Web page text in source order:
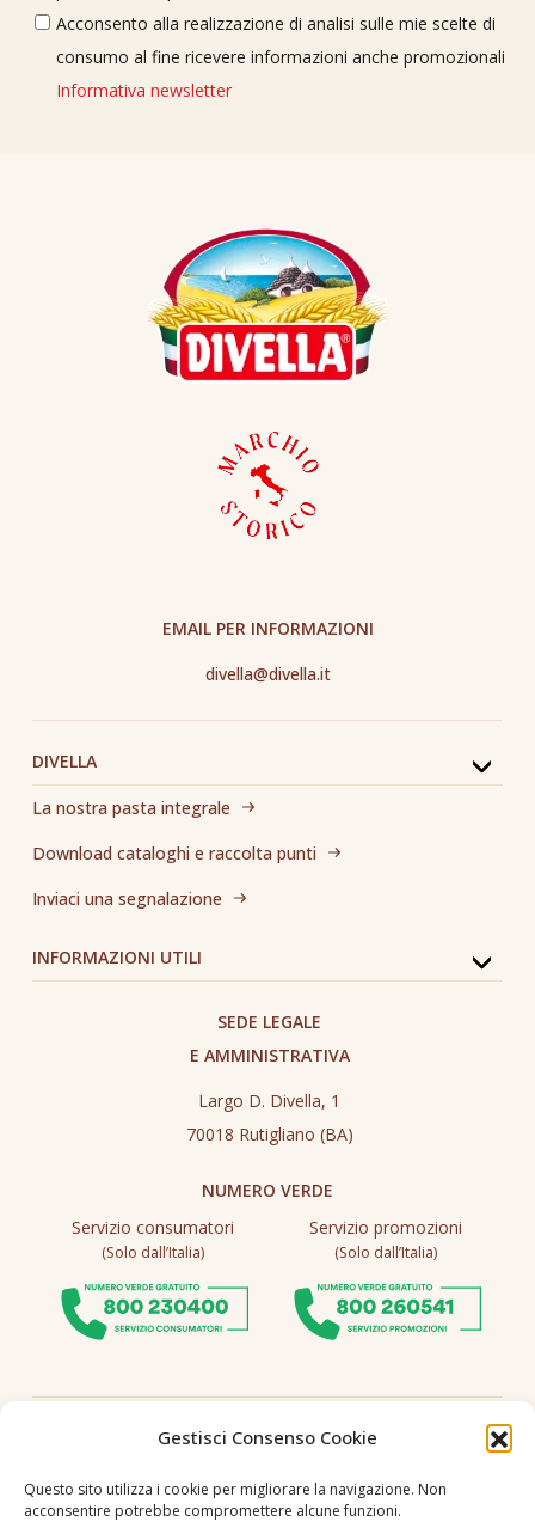
Gestisci Consenso Cookie
Questo sito utilizza i cookie per migliorare la navigazione. Non
acconsentire potrebbe compromettere alcune funzioni.
Acconsento alla realizzazione di analisi sulle mie scelte di
consumo al fine ricevere informazioni anche promozionali
Informativa newsletter
DIVELLA
La nostra pasta integrale
Download cataloghi e raccolta punti
Inviaci una segnalazione
INFORMAZIONI UTILI
EMAIL PER INFORMAZIONI
divella@divella.it
SEDE LEGALE
E AMMINISTRATIVA
Largo D. Divella, 1
70018 Rutigliano (BA)
NUMERO VERDE
Servizio consumatori
(Solo dall’Italia)
Servizio promozioni
(Solo dall’Italia)
Seguici